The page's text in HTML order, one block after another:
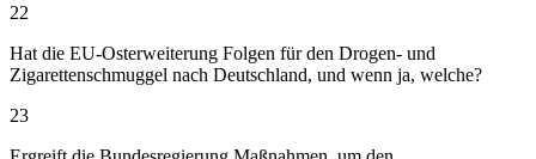
22
Hat die EU-Osterweiterung Folgen für den Drogen- und
Zigarettenschmuggel nach Deutschland, und wenn ja, welche?
23